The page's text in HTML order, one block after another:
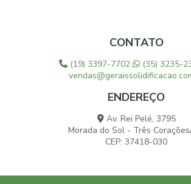
CONTATO
(19) 3397-7702
(35) 3235-
ENDEREÇO
Av. Rei Pelé, 3795
Morada do Sol - Três
CEP: 37418-030